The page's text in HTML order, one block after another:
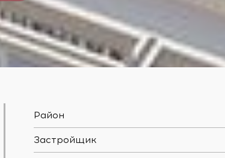
Район
Застройщик